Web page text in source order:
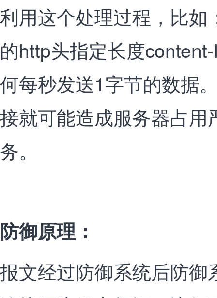
利用这个处理过程，比如
的http头指定长度
何每秒发送1字节的数据
接就可能造成服务器占用
务。
防御原理 ：
报文经过防御系统后防